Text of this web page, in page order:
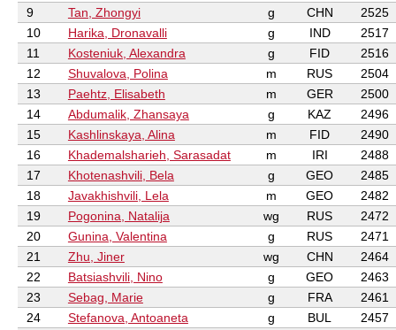
9
Tan, Zhongyi g CHN
2525
10
Harika, Dronavalli g IND
2517
11
Kosteniuk, Alexandra g FID
2516
12
Shuvalova, Polina m RUS
2504
13
Paehtz, Elisabeth m GER
2500
14
Abdumalik, Zhansaya g KAZ
2496
15
Kashlinskaya, Alina m FID
2490
16
Khademalsharieh, Sarasadat m IRI
2488
17
Khotenashvili, Bela g GEO
2485
18
Javakhishvili, Lela m GEO
2482
19
Pogonina, Natalija wg RUS
2472
20
Gunina, Valentina g RUS
2471
21
Zhu, Jiner wg CHN
2464
22
Batsiashvili, Nino g GEO
2463
23
Sebag, Marie g FRA
2461
24
Stefanova, Antoaneta g BUL
2457